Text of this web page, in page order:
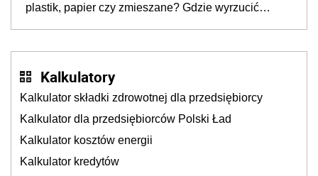
plastik, papier czy zmieszane? Gdzie wyrzucić
Kalkulatory
Kalkulator składki zdrowotnej dla przedsiębiorcy
Kalkulator dla przedsiębiorców Polski Ład
Kalkulator kosztów energii
Kalkulator kredytów